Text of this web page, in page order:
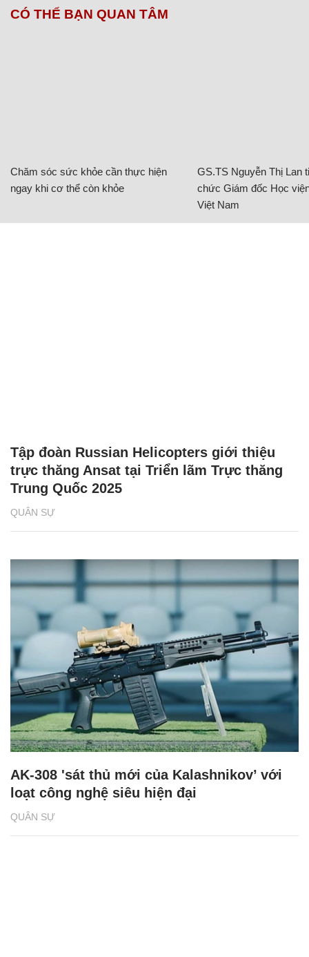
CÓ THỂ BẠN QUAN TÂM
Chăm sóc sức khỏe cần thực hiện
ngay khi cơ thể còn khỏe
GS.TS Nguyễn Thị Lan
chức Giám đốc Học
Việt Nam
QUÂN SỰ
Tập đoàn Russian Helicopters giới thiệu
trực thăng Ansat tại Triển lãm Trực thăng
Trung Quốc 2025
QUÂN SỰ
AK-308 'sát thủ mới của Kalashnikov’ với
loạt công nghệ siêu hiện đại